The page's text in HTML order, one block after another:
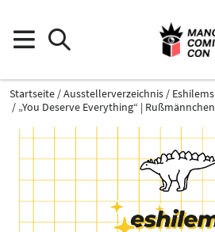
Startseite Ausstellerverzeichnis
Eshilems
„You Deserve Everything“ | Rußmännchen